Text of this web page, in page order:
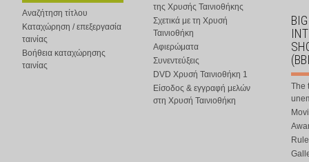
Αναζήτηση τίτλου
Καταχώρηση / επεξεργασία
ταινίας
Βοήθεια καταχώρησης
ταινίας
της Χρυσής Ταινιοθήκης
Σχετικά με τη Χρυσή
Ταινιοθήκη
Αφιερώματα
Συνεντεύξεις
DVD Χρυσή Ταινιοθήκη 1
Είσοδος & εγγραφή μελών
στη Χρυσή Ταινιοθήκη
The